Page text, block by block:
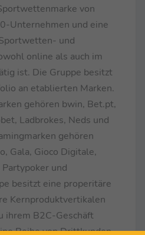
von
Unternehmen und eine
und
online als auch im
ist. Die Gruppe besitzt
an etablierten Marken.
gehören bwin, Bet.pt,
Ladbrokes, Neds und
gehören
Gala, Gioco Digitale,
und
besitzt eine properitäre
Kernproduktvertikalen
ihrem B2C-Geschäft
Reihe von Drittkunden